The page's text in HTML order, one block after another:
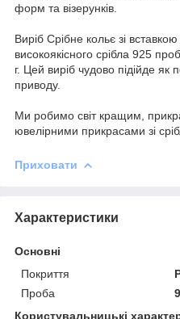
форм та візерунків.
Виріб Срібне кольє зі
високоякісного срібла 925
г. Цей виріб чудово підійде як
приводу.
Ми робимо світ кращим,
ювелірними прикрасами зі
Приховати
Характеристики
Основні
Покриття
Проба
Користувальницькі